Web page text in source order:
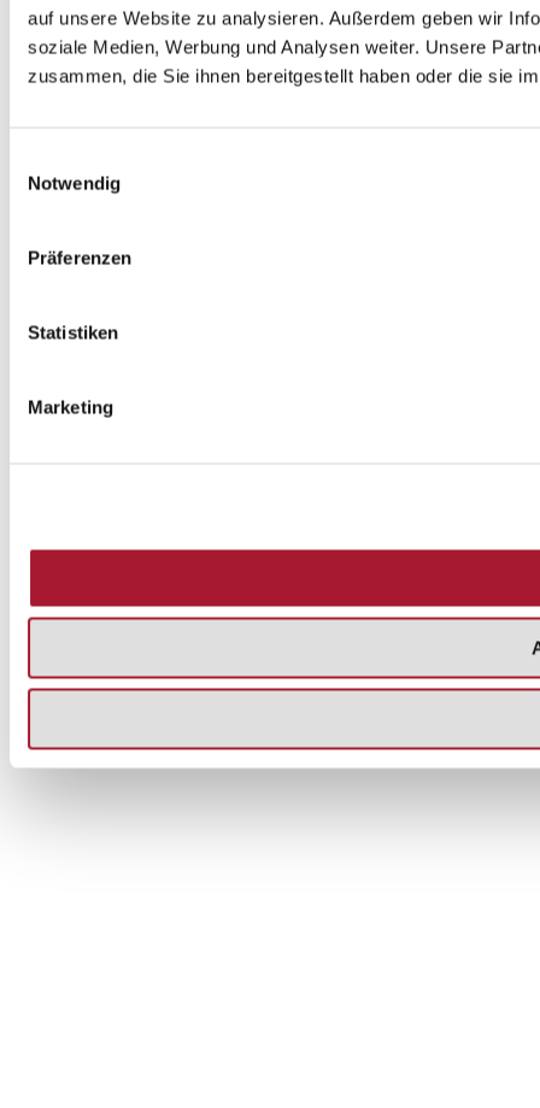
auf unsere Website zu analysieren. Außerdem geben wir
soziale Medien, Werbung und Analysen weiter. Unsere
zusammen, die Sie ihnen bereitgestellt haben oder die sie
Notwendig
Präferenzen
Statistiken
Marketing